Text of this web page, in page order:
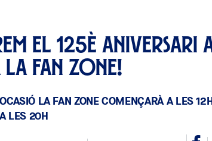
el 125è aniversari
la Fan Zone!
LA FAN ZONE COMENÇARÀ A LES
LES 20H